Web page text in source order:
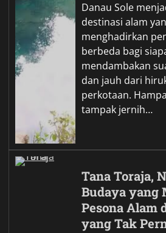
Danau Sole
destinasi alam
menghadirkan
berbeda bagi
mendambakan
dan jauh dari
perkotaan.
tampak jernih…
Tana Toraja,
Budaya yang
Pesona Alam
yang Tak